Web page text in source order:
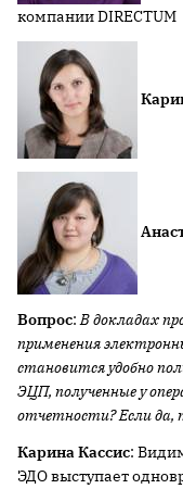
компании DIRECTUM
Вопрос:В докладах
применения
становится удобно
ЭЦП, полученные у
отчетности? Если да,
Карина Кассис:
ЭДО выступает